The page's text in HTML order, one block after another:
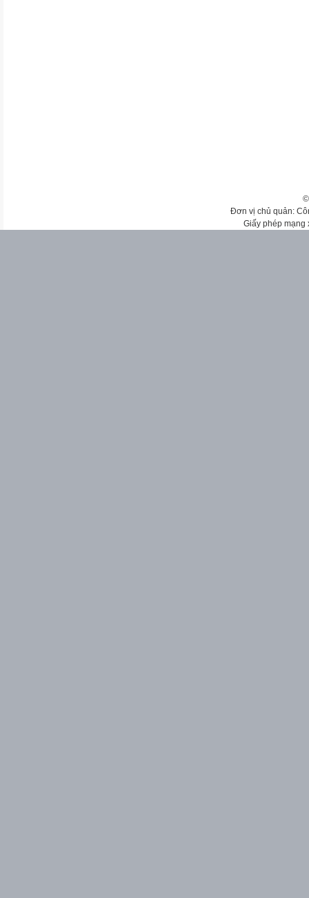
Đơn vị chủ quản:
Giấy phép mạng